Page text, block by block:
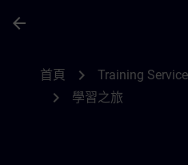
arrow_back
首頁 chevron_right Training
chevron_right 學習之旅